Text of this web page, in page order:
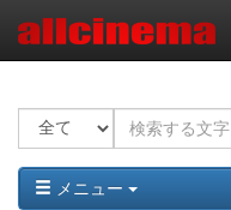
メニュー